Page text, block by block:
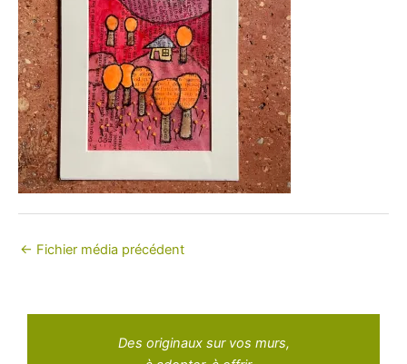
← Fichier média précédent
Des originaux sur vos murs,